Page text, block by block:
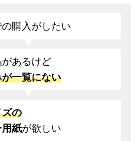
購入がしたい
あるけど
一覧にない
の
紙が欲しい